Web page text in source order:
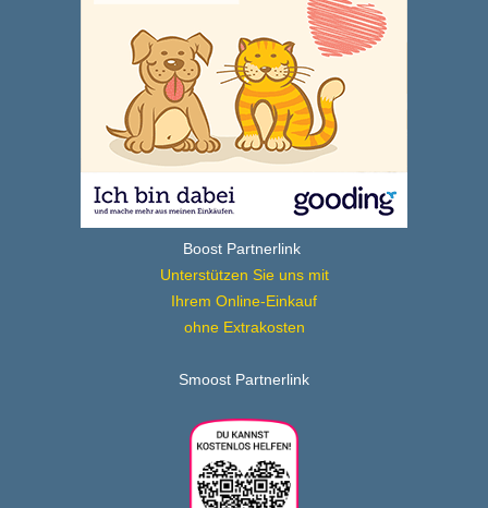
Boost Partnerlink
Unterstützen Sie uns mit
Ihrem Online-Einkauf
ohne Extrakosten
Smoost Partnerlink